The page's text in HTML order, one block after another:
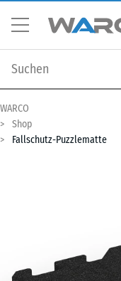
WARCO
Shop
Fallschutz-Puzzlematte